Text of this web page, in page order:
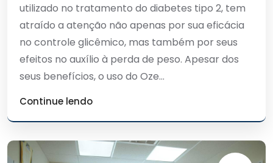
utilizado no tratamento do diabetes tipo 2, tem
atraído a atenção não apenas por sua eficácia
no controle glicêmico, mas também por seus
efeitos no auxílio à perda de peso. Apesar dos
seus benefícios, o uso do Oze...
Continue lendo